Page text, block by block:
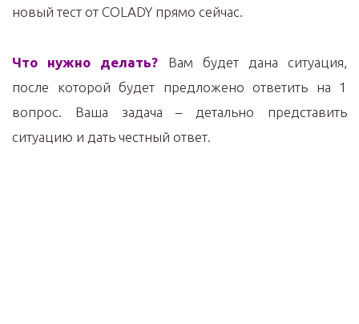
новый тест от COLADY прямо сейчас.
Что нужно делать? Вам будет дана ситуация,
после которой будет предложено ответить на 1
вопрос. Ваша задача – детально представить
ситуацию и дать честный ответ.